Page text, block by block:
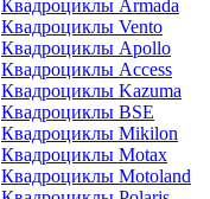
Квадроциклы Armada
Квадроциклы Vento
Квадроциклы Apollo
Квадроциклы Access
Квадроциклы Kazuma
Квадроциклы BSE
Квадроциклы Mikilon
Квадроциклы Motax
Квадроциклы Motoland